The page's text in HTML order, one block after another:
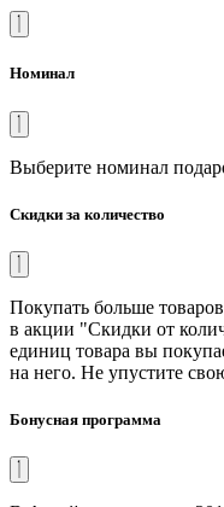
Номинал
Выберите номинал
Скидки за количество
Покупать больше
в акции "Скидки от
единиц товара вы
на него. Не упустите
Бонусная программа